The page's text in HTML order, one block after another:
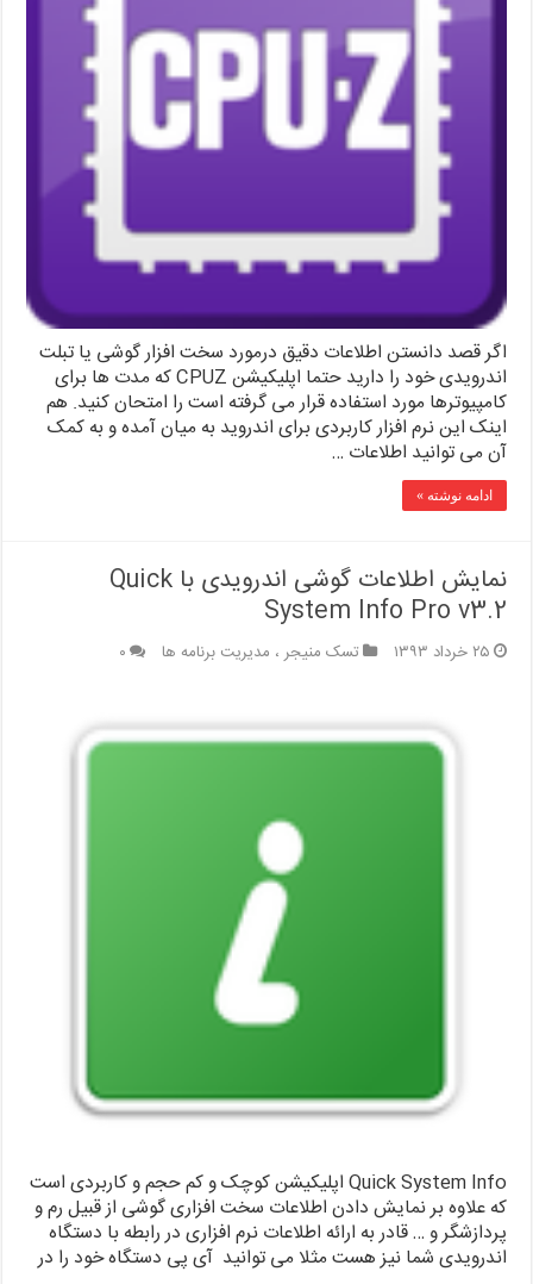
اگر قصد دانستن اطلاعات دقیق درمورد سخت افزار گوشی یا تبلت
اندرویدی خود را دارید حتما اپلیکیشن CPUZ که مدت ها برای
کامپیوترها مورد استفاده قرار می گرفته است را امتحان کنید. هم
اینک این نرم افزار کاربردی برای اندروید به میان آمده و به کمک
آن می توانید اطلاعات …
ادامه نوشته »
نمایش اطلاعات گوشی اندرویدی با Quick
System Info Pro v3.2
۲۵ خرداد ۱۳۹۳ تسک منیجر ، مدیریت برنامه ها ۰
Quick System Info اپلیکیشن کوچک و کم حجم و کاربردی است
که علاوه بر نمایش دادن اطلاعات سخت افزاری گوشی از قبیل رم و
پردازشگر و … قادر به ارائه اطلاعات نرم افزاری در رابطه با دستگاه
اندرویدی شما نیز هست مثلا می توانید آی پی دستگاه خود را در